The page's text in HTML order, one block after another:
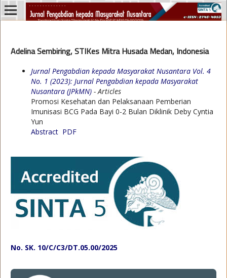
Adelina Sembiring, STIKes Mitra Husada Medan, Indonesia
Jurnal Pengabdian kepada Masyarakat Nusantara Vol. 4
No. 1 (2023): Jurnal Pengabdian kepada Masyarakat
Nusantara (JPkMN) - Articles
Promosi Kesehatan dan Pelaksanaan Pemberian
Imunisasi BCG Pada Bayi 0-2 Bulan Diklinik Deby Cyntia
Yun
Abstract PDF
No. SK. 10/C/C3/DT.05.00/2025